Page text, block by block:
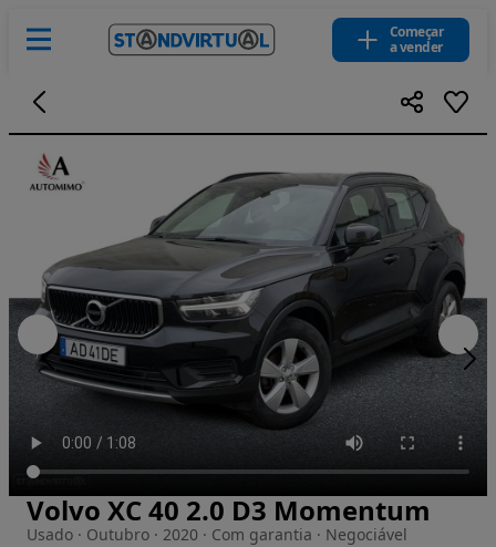
Começar
a vender
Imagem 1 de 41
Volvo XC 40 2.0 D3 Momentum
Usado · Outubro · 2020 · Com garantia · Negociável